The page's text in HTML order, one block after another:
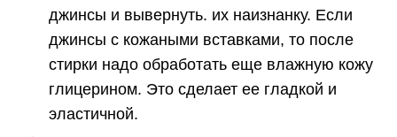
джинсы и вывернуть. их наизнанку. Если
джинсы с кожаными вставками, то после
стирки надо обработать еще влажную кожу
глицерином. Это сделает ее гладкой и
эластичной.